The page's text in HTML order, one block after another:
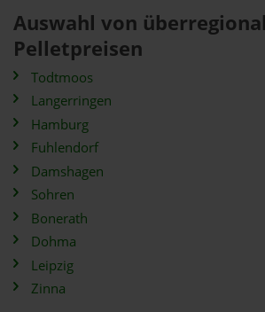
Auswahl von
Pelletpreisen
Todtmoos
Langerringen
Hamburg
Fuhlendorf
Damshagen
Sohren
Bonerath
Dohma
Leipzig
Zinna